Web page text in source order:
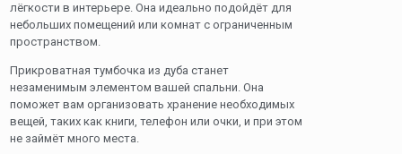
лёгкости в интерьере. Она идеально подойдёт для
небольших помещений или комнат с ограниченным
пространством.
Прикроватная тумбочка из дуба станет
незаменимым элементом вашей спальни. Она
поможет вам организовать хранение необходимых
вещей, таких как книги, телефон или очки, и при этом
не займёт много места.